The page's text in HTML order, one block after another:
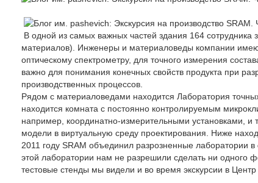
В одной из самых важных частей здания 164
материалов). Инженеры и материаловеды компании
оптическому спектрометру, для точного измерения
важно для понимания конечных свойств продукта при
производственных процессов.
Рядом с материаловедами находится Лаборатория
находится комната с постоянно контролируемым
например, координатно-измерительными установками,
модели в виртуальную среду проектирования. Ниже
2011 году SRAM объединил разрозненные лаборатории
этой лаборатории нам не разрешили сделать ни одного
тестовые стенды мы видели и во время экскурсии в